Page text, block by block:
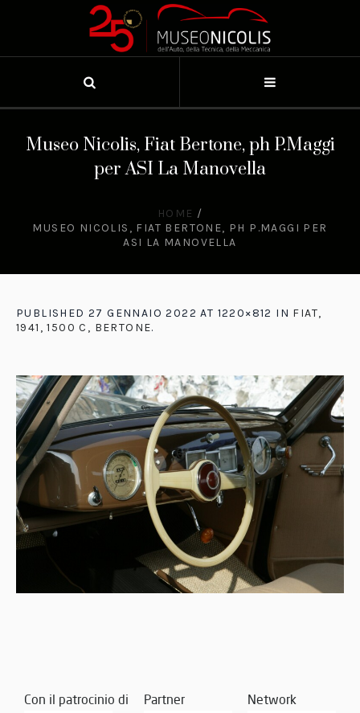
Museo Nicolis, Fiat Bertone, ph P.Maggi
per ASI La Manovella
HOME /
MUSEO NICOLIS, FIAT BERTONE, PH P.MAGGI PER
ASI LA MANOVELLA
PUBLISHED 27 GENNAIO 2022 AT 1220×812 IN FIAT,
1941, 1500 C, BERTONE.
Con il patrocinio di Partner Network